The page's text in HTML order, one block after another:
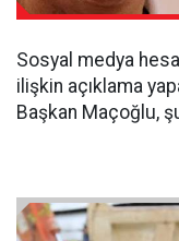
Sosyal medya
ilişkin açıklama
Başkan Maçoğlu,